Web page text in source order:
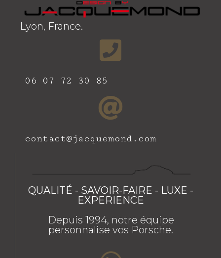
Lyon, France.
06 07 72 30 85
contact@jacquemond.com
QUALITÉ - SAVOIR-FAIRE - LUXE -
EXPERIENCE
Depuis 1994, notre équipe
personnalise vos Porsche.